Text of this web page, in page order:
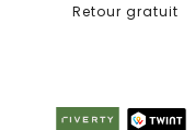
Retour gratuit